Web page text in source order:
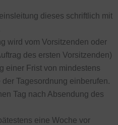
dieses schriftlich mit
wird vom Vorsitzenden oder
des ersten Vorsitzenden)
einer Frist von mindestens
Tagesordnung einberufen.
Tag nach Absendung des
eine Woche vor